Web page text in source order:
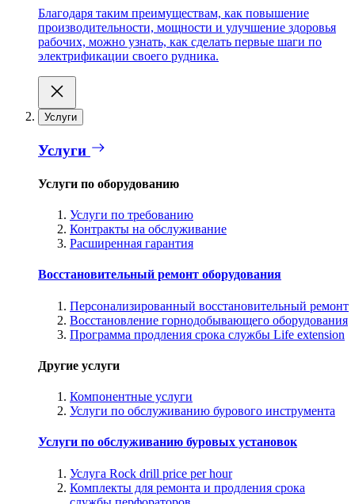
Благодаря таким преимуществам, как повышение
производительности, мощности и улучшение здоровья
рабочих, можно узнать, как сделать первые шаги по
электрификации своего рудника.
Услуги
Услуги
Услуги по оборудованию
Услуги по требованию
Контракты на обслуживание
Расширенная гарантия
Восстановительный ремонт оборудования
Персонализированный восстановительный ремонт
Восстановление горнодобывающего оборудования
Программа продления срока службы Life extension
Другие услуги
Компонентные услуги
Услуги по обслуживанию бурового инструмента
Услуги по обслуживанию буровых установок
Услуга Rock drill price per hour
Комплекты для ремонта и продления срока